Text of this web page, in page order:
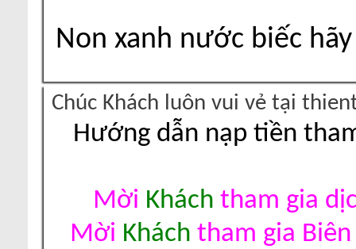
Non xanh nước biếc
Chúc Khách luôn vui vẻ tại
Hướng dẫn nạp tiền
Mời Khách tham gia
Mời Khách tham gia